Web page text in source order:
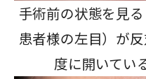
手術前の状態を見
患者様の左目）が
度に開いてい